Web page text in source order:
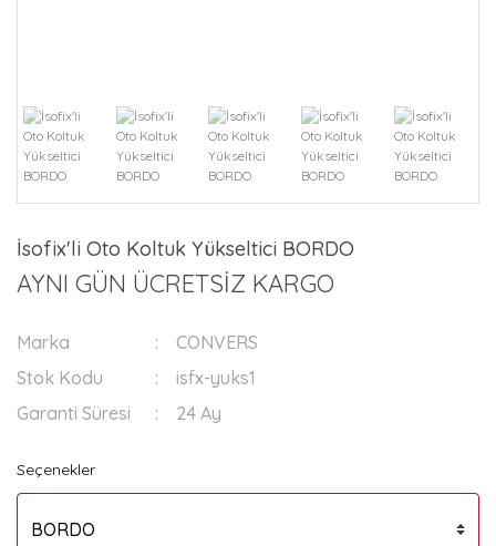
İsofix'li Oto Koltuk Yükseltici BORDO
AYNI GÜN ÜCRETSİZ KARGO
Marka
CONVERS
Stok Kodu
isfx-yuks1
Garanti Süresi
24 Ay
Seçenekler